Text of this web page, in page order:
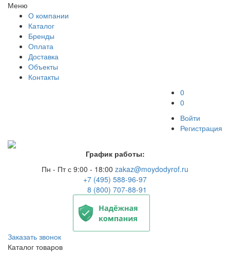
Меню
О компании
Каталог
Бренды
Оплата
Доставка
Объекты
Контакты
0
0
Войти
Регистрация
График работы:
Пн - Пт с 9:00 - 18:00 zakaz@moydodyrof.ru
+7 (495) 588-96-97
8 (800) 707-88-91
Заказать звонок
Каталог товаров